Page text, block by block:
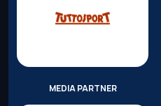
MEDIA PARTNER